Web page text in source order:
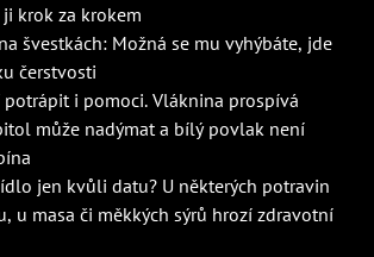
krok za krokem
švestkách: Možná se mu vyhýbáte, jde
čerstvosti
potrápit i pomoci. Vláknina prospívá
může nadýmat a bílý povlak není
jen kvůli datu? U některých potravin
u masa či měkkých sýrů hrozí zdravotní